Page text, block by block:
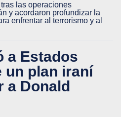
las operaciones
y acordaron profundizar la
enfrentar al terrorismo y al
a Estados
un plan iraní
a Donald